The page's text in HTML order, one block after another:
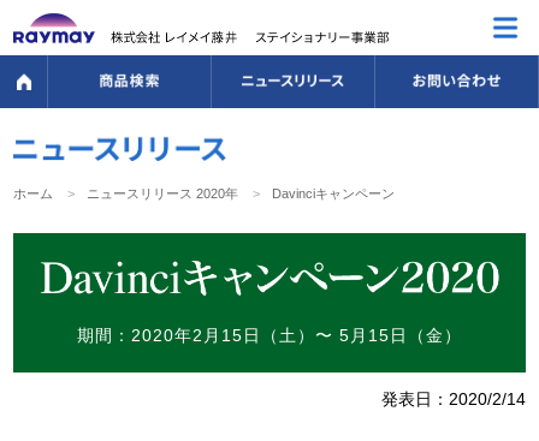
ホーム ニュースリリース 2020年 Davinciキャンペーン
期間：2020年2月15日（土）〜 5月15日（金）
発表日：2020/2/14